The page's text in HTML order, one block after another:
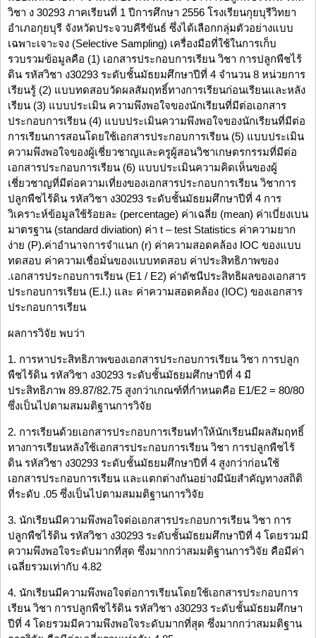
วิชา ง 30293 ภาคเรียนที่ 1 ปีการศึกษา 2556 โรงเรียนกุยบุรีวิทยา
อำเภอกุยบุรี จังหวัดประจวบคีรีขันธ์ ซึ่งได้เลือกกลุ่มตัวอย่างแบบ
เฉพาะเจาะจง (Selective Sampling) เครื่องมือที่ใช้ในการเก็บ
รวบรวมข้อมูลคือ (1) เอกสารประกอบการเรียน วิชา การปลูกพืชไร้
ดิน รหัสวิชา ง30293 ระดับชั้นมัธยมศึกษาปีที่ 4 จำนวน 8 หน่วยการ
เรียนรู้ (2) แบบทดสอบวัดผลสัมฤทธิ์ทางการเรียนก่อนเรียนและหลัง
เรียน (3) แบบประเมิน ความพึงพอใจของนักเรียนที่มีต่อเอกสาร
ประกอบการเรียน (4) แบบประเมินความพึงพอใจของนักเรียนที่มีต่อ
การเรียนการสอนโดยใช้เอกสารประกอบการเรียน (5) แบบประเมิน
ความพึงพอใจของผู้เชี่ยวชาญและครูผู้สอนวิชาเกษตรกรรมที่มีต่อ
เอกสารประกอบการเรียน (6) แบบประเมินความคิดเห็นของผู้
เชี่ยวชาญที่มีต่อความเที่ยงของเอกสารประกอบการเรียน วิชาการ
ปลูกพืชไร้ดิน รหัสวิชา ง30293 ระดับชั้นมัธยมศึกษาปีที่ 4 การ
วิเคราะห์ข้อมูลใช้ร้อยละ (percentage) ค่าเฉลี่ย (mean) ค่าเบี่ยงเบน
มาตรฐาน (standard diviation) ค่า t – test Statistics ค่าความยาก
ง่าย (P).ค่าอำนาจการจำแนก (r) ค่าความสอดคล้อง IOC ของแบบ
ทดสอบ ค่าความเชื่อมั่นของแบบทดสอบ ค่าประสิทธิภาพของ
.เอกสารประกอบการเรียน (E1 / E2) ค่าดัชนีประสิทธิผลของเอกสาร
ประกอบการเรียน (E.I.) และ ค่าความสอดคล้อง (IOC) ของเอกสาร
ประกอบการเรียน
ผลการวิจัย พบว่า
1. การหาประสิทธิภาพของเอกสารประกอบการเรียน วิชา การปลูก
พืชไร้ดิน รหัสวิชา ง30293 ระดับชั้นมัธยมศึกษาปีที่ 4 มี
ประสิทธิภาพ 89.87/82.75 สูงกว่าเกณฑ์ที่กำหนดคือ E1/E2 = 80/80
ซึ่งเป็นไปตามสมมติฐานการวิจัย
2. การเรียนด้วยเอกสารประกอบการเรียนทำให้นักเรียนมีผลสัมฤทธิ์
ทางการเรียนหลังใช้เอกสารประกอบการเรียน วิชา การปลูกพืชไร้
ดิน รหัสวิชา ง30293 ระดับชั้นมัธยมศึกษาปีที่ 4 สูงกว่าก่อนใช้
เอกสารประกอบการเรียน และแตกต่างกันอย่างมีนัยสำคัญทางสถิติ
ที่ระดับ .05 ซึ่งเป็นไปตามสมมติฐานการวิจัย
3. นักเรียนมีความพึงพอใจต่อเอกสารประกอบการเรียน วิชา การ
ปลูกพืชไร้ดิน รหัสวิชา ง30293 ระดับชั้นมัธยมศึกษาปีที่ 4 โดยรวมมี
ความพึงพอใจระดับมากที่สุด ซึ่งมากกว่าสมมติฐานการวิจัย คือมีค่า
เฉลี่ยรวมเท่ากับ 4.82
4. นักเรียนมีความพึงพอใจต่อการเรียนโดยใช้เอกสารประกอบการ
เรียน วิชา การปลูกพืชไร้ดิน รหัสวิชา ง30293 ระดับชั้นมัธยมศึกษา
ปีที่ 4 โดยรวมมีความพึงพอใจระดับมากที่สุด ซึ่งมากกว่าสมมติฐาน